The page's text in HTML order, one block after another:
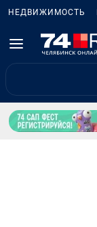
НЕДВИЖИМОСТЬ